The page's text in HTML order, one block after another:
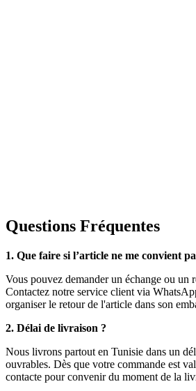
Questions Fréquentes
1. Que faire si l’article ne me convient
Vous pouvez demander un échange ou un
Contactez notre service client via
organiser le retour de l'article dans son
2. Délai de livraison ?
Nous livrons partout en Tunisie dans un
ouvrables. Dès que votre commande est
contacte pour convenir du moment de la